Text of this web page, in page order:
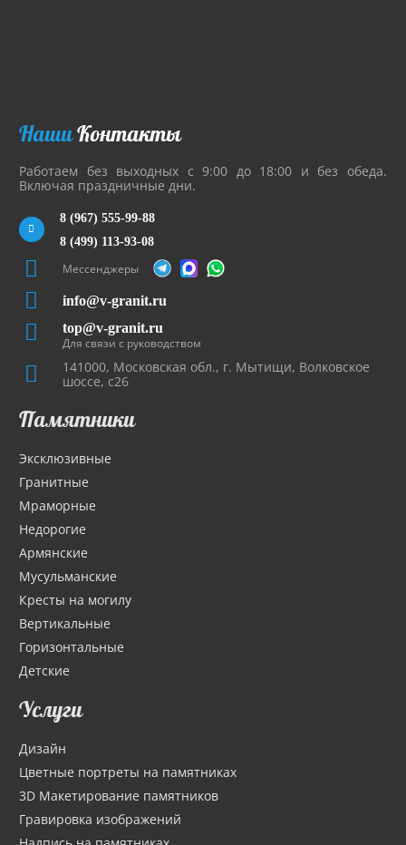
НашиКонтакты
Работаем без выходных с 9:00 до 18:00 и без обеда.
Включая праздничные дни.
8 (967) 555-99-88
8 (499) 113-93-08
Мессенджеры
info@v-granit.ru
top@v-granit.ru
Для связи с руководством
141000, Московская обл., г. Мытищи, Волковское
шоссе, с26
Памятники
Эксклюзивные
Гранитные
Мраморные
Недорогие
Армянские
Мусульманские
Кресты на могилу
Вертикальные
Горизонтальные
Детские
Услуги
Дизайн
Цветные портреты на памятниках
3D Макетирование памятников
Гравировка изображений